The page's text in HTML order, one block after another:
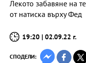
Лекото забавяне на
от натиска върху Фед
19:20 | 02.09.22 г.
СПОДЕЛИ: